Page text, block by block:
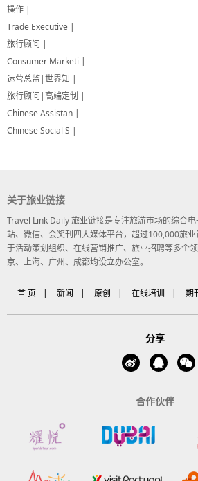
操作 |
Trade Executive |
旅行顾问 |
Consumer Marketi |
运营总监|世界知 |
旅行顾问|高端定制 |
Chinese Assistan |
Chinese Social S |
关于旅业链接
Travel Link Daily 旅业链接是专注旅游市场的综合
站、微信、会奖刊四大媒体平台，超过100,000旅
于活动策划组织、在线营销推广、旅业招聘等多个
京、上海、广州、成都均设立办公室。
首 页 | 新闻 | 原创 | 在线培训 | 期
分享
合作伙伴